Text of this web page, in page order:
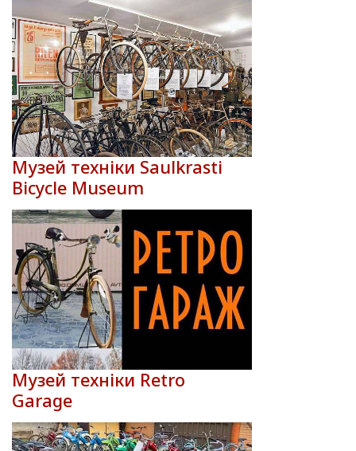
Музей техніки Saulkrasti
Bicycle Museum
Музей техніки Retro
Garage